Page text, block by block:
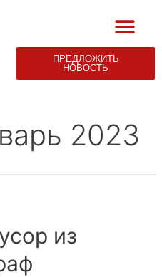
ПРЕДЛОЖИТЬ
НОВОСТЬ
2023
из